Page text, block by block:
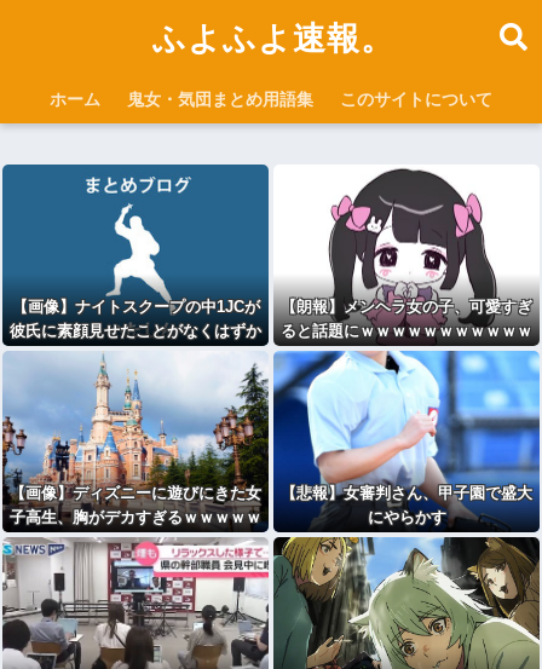
ふよふよ速報。
ホーム 鬼女・気団まとめ用語集 このサイトについて
【画像】ナイトスクープの中1JCが
彼氏に素顔見せたことがなくはずか
しいという依頼ｗｗｗｗ
【朗報】メンヘラ女の子、可愛すぎ
ると話題にｗｗｗｗｗｗｗｗｗｗｗ
【画像】ディズニーに遊びにきた女
子高生、胸がデカすぎるｗｗｗｗｗ
ｗｗｗｗｗｗｗｗ
【悲報】女審判さん、甲子園で盛大
にやらかす